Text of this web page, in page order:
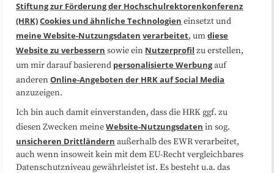
Medienarbeit Kooperationen
Datenschutzerklärung Impressum
Sitemap
Folgen Sie uns
Stiftung zur Förderung der Hochschulrektorenkonferenz
(HRK)Cookies und ähnliche Technologien einsetzt und
meine Website-Nutzungsdaten verarbeitet, umdiese
Website zu verbessern sowie ein Nutzerprofil zu erstellen,
um mir darauf basierend personalisierte Werbungauf
anderenOnline-Angeboten der HRK auf Social Media
anzuzeigen.
Ich bin auch damit einverstanden, dass die HRK ggf. zu
diesen Zwecken meineWebsite-Nutzungsdaten in sog.
unsicheren Drittländern außerhalb des EWR verarbeitet,
auch wenn insoweit kein mit dem EU-Recht vergleichbares
Datenschutzniveau gewährleistet ist. Es besteht u.a. das